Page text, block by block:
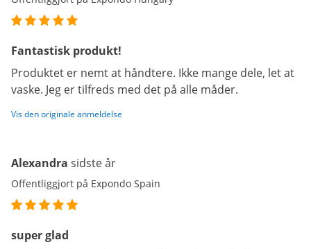
Fantastisk produkt!
Produktet er nemt at håndtere. Ikke mange dele, let at
vaske. Jeg er tilfreds med det på alle måder.
Vis den originale anmeldelse
Alexandra sidste år
Offentliggjort på Expondo Spain
super glad